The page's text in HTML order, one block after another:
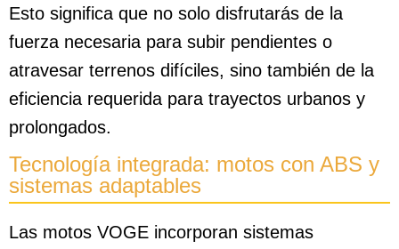
Esto significa que no solo disfrutarás de la
fuerza necesaria para subir pendientes o
atravesar terrenos difíciles, sino también de la
eficiencia requerida para trayectos urbanos y
prolongados.
Tecnología integrada: motos con ABS y
sistemas adaptables
Las motos VOGE incorporan sistemas